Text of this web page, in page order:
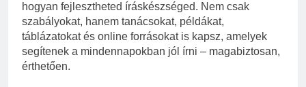
hogyan fejlesztheted íráskészséged. Nem csak
szabályokat, hanem tanácsokat, példákat,
táblázatokat és online forrásokat is kapsz, amelyek
segítenek a mindennapokban jól írni – magabiztosan,
érthetően.